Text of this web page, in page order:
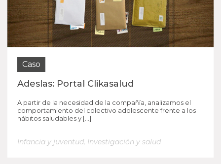
Caso
Adeslas: Portal Clikasalud
A partir de la necesidad de la compañía, analizamos el
comportamiento del colectivo adolescente frente a los
hábitos saludables y […]
Infancia y juventud, Investigación y salud